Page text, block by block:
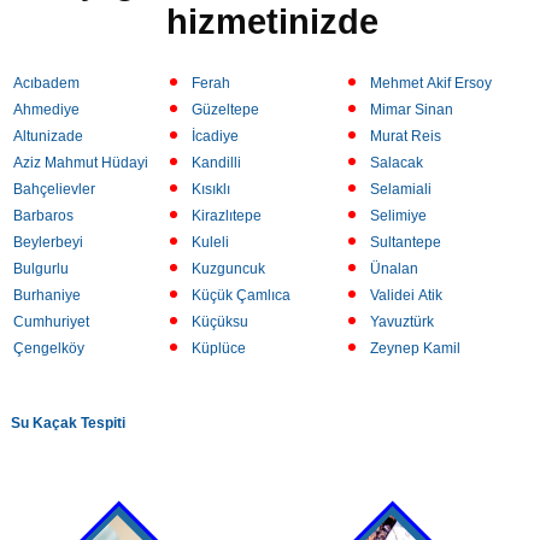
hizmetinizde
Acıbadem
Ahmediye
Altunizade
Aziz Mahmut Hüdayi
Bahçelievler
Barbaros
Beylerbeyi
Bulgurlu
Burhaniye
Cumhuriyet
Çengelköy
Ferah
Güzeltepe
İcadiye
Kandilli
Kısıklı
Kirazlıtepe
Kuleli
Kuzguncuk
Küçük Çamlıca
Küçüksu
Küplüce
Mehmet Akif Ersoy
Mimar Sinan
Murat Reis
Salacak
Selamiali
Selimiye
Sultantepe
Ünalan
Validei Atik
Yavuztürk
Zeynep Kamil
Su Kaçak Tespiti